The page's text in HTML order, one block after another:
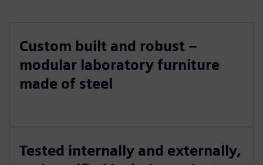
Custom built and robust –
modular laboratory furniture
made of steel
Tested internally and externally,